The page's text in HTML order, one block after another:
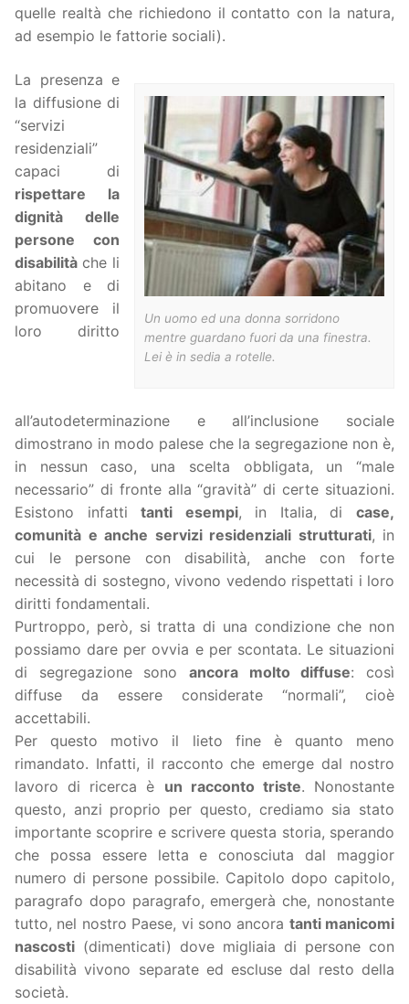
quelle realtà che richiedono il contatto con la natura,
ad esempio le fattorie sociali).
Un uomo ed una donna sorridono
mentre guardano fuori da una finestra.
Lei è in sedia a rotelle.
La presenza e
la diffusione di
“servizi
residenziali”
capaci di
rispettare la
dignità delle
persone con
disabilità che li
abitano e di
promuovere il
loro diritto
all’autodeterminazione e all’inclusione sociale
dimostrano in modo palese che la segregazione non è,
in nessun caso, una scelta obbligata, un “male
necessario” di fronte alla “gravità” di certe situazioni.
Esistono infattitanti esempi, in Italia, dicase,
comunità e anche servizi residenziali strutturati, in
cui le persone con disabilità, anche con forte
necessità di sostegno, vivono vedendo rispettati i loro
diritti fondamentali.
Purtroppo, però, si tratta di una condizione che non
possiamo dare per ovvia e per scontata. Le situazioni
di segregazione sono ancora molto diffuse: così
diffuse da essere considerate “normali”, cioè
accettabili.
Per questo motivo il lieto fine è quanto meno
rimandato. Infatti, il racconto che emerge dal nostro
lavoro di ricerca è un racconto triste. Nonostante
questo, anzi proprio per questo, crediamo sia stato
importante scoprire e scrivere questa storia, sperando
che possa essere letta e conosciuta dal maggior
numero di persone possibile. Capitolo dopo capitolo,
paragrafo dopo paragrafo, emergerà che, nonostante
tutto, nel nostro Paese, vi sono ancora tanti manicomi
nascosti (dimenticati) dove migliaia di persone con
disabilità vivono separate ed escluse dal resto della
società.